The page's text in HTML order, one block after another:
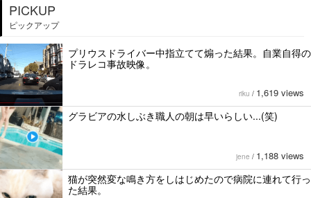
PICKUP
ピックアップ
プリウスドライバー中指立てて煽った結果。自業自得の
ドラレコ事故映像。
riku / 1,619 views
グラビアの水しぶき職人の朝は早いらしい...(笑)
jene / 1,188 views
猫が突然変な鳴き方をしはじめたので病院に連れて行っ
た結果。